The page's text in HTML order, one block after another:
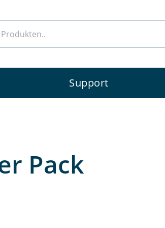
Support
Pack